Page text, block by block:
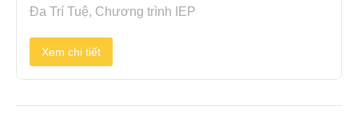
Đa Trí Tuệ, Chương trình IEP
Xem chi tiết